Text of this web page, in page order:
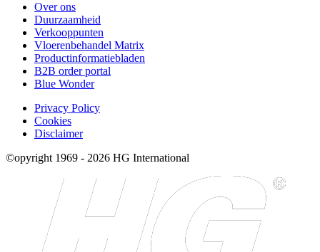
Over ons
Duurzaamheid
Verkooppunten
Vloerenbehandel Matrix
Productinformatiebladen
B2B order portal
Blue Wonder
Privacy Policy
Cookies
Disclaimer
©opyright 1969 - 2026 HG International